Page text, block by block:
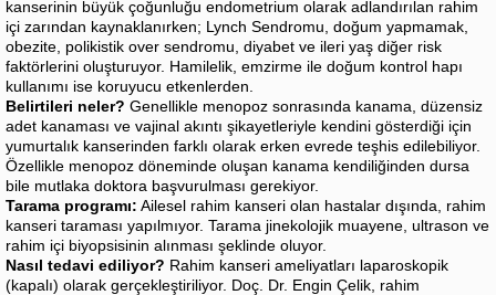
kanserinin büyük çoğunluğu endometrium olarak adlandırılan rahim
içi zarından kaynaklanırken; Lynch Sendromu, doğum yapmamak,
obezite, polikistik over sendromu, diyabet ve ileri yaş diğer risk
faktörlerini oluşturuyor. Hamilelik, emzirme ile doğum kontrol hapı
kullanımı ise koruyucu etkenlerden.
Belirtileri neler? Genellikle menopoz sonrasında kanama, düzensiz
adet kanaması ve vajinal akıntı şikayetleriyle kendini gösterdiği için
yumurtalık kanserinden farklı olarak erken evrede teşhis edilebiliyor.
Özellikle menopoz döneminde oluşan kanama kendiliğinden dursa
bile mutlaka doktora başvurulması gerekiyor.
Tarama programı: Ailesel rahim kanseri olan hastalar dışında, rahim
kanseri taraması yapılmıyor. Tarama jinekolojik muayene, ultrason ve
rahim içi biyopsisinin alınması şeklinde oluyor.
Nasıl tedavi ediliyor? Rahim kanseri ameliyatları laparoskopik
(kapalı) olarak gerçekleştiriliyor. Doç. Dr. Engin Çelik, rahim